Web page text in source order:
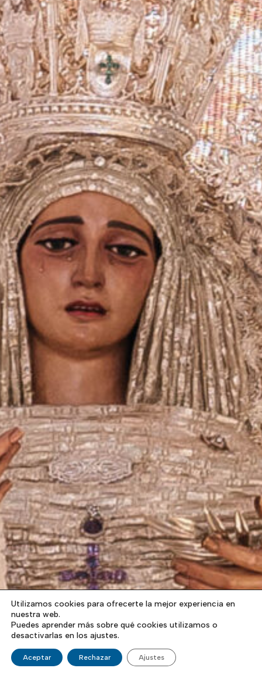
Utilizamos cookies para ofrecerte la mejor experiencia en
nuestra web.
Puedes aprender más sobre qué cookies utilizamos o
desactivarlas en los ajustes.
Aceptar Rechazar Ajustes